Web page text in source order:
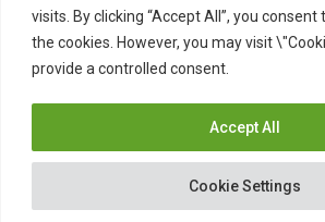
visits. By clicking “Accept All”, you consent
the cookies. However, you may visit
provide a controlled consent.
Cookie Settings
Accept All
Raamatupidamine
Copyright 2026 - Company - All rights
by WordPress.